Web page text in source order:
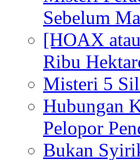
Sebelum
[HOAX
Ribu
Misteri 5
Hubungan
Pelopor
Bukan